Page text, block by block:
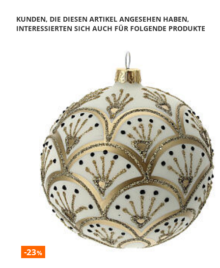
KUNDEN, DIE DIESEN ARTIKEL ANGESEHEN HABEN,
INTERESSIERTEN SICH AUCH FÜR FOLGENDE PRODUKTE
-23%